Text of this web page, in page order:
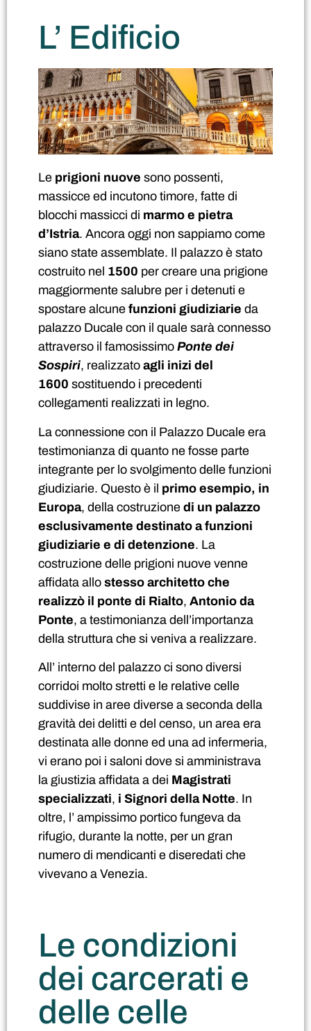
L’ Edificio
Le prigioni nuove sono possenti,
massicce ed incutono timore, fatte di
blocchi massicci di marmo e pietra
d’Istria. Ancora oggi non sappiamo come
siano state assemblate. Il palazzo è stato
costruito nel 1500 per creare una prigione
maggiormente salubre per i detenuti e
spostare alcune funzioni giudiziarie da
palazzo Ducale con il quale sarà connesso
attraverso il famosissimo Ponte dei
Sospiri, realizzato agli inizi del
1600 sostituendo i precedenti
collegamenti realizzati in legno.
La connessione con il Palazzo Ducale era
testimonianza di quanto ne fosse parte
integrante per lo svolgimento delle funzioni
giudiziarie. Questo è il primo esempio, in
Europa, della costruzione di un palazzo
esclusivamente destinato a funzioni
giudiziarie e di detenzione. La
costruzione delle prigioni nuove venne
affidata allo stesso architetto che
realizzò il ponte di Rialto, Antonio da
Ponte, a testimonianza dell’importanza
della struttura che si veniva a realizzare.
All’ interno del palazzo ci sono diversi
corridoi molto stretti e le relative celle
suddivise in aree diverse a seconda della
gravità dei delitti e del censo, un area era
destinata alle donne ed una ad infermeria,
vi erano poi i saloni dove si amministrava
la giustizia affidata a dei Magistrati
specializzati, i Signori della Notte. In
oltre, l’ ampissimo portico fungeva da
rifugio, durante la notte, per un gran
numero di mendicanti e diseredati che
vivevano a Venezia.
Le condizioni
dei carcerati e
delle celle